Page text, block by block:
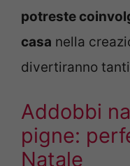
potreste
casa nella
divertiranno
Addobbi
pigne:
Natale